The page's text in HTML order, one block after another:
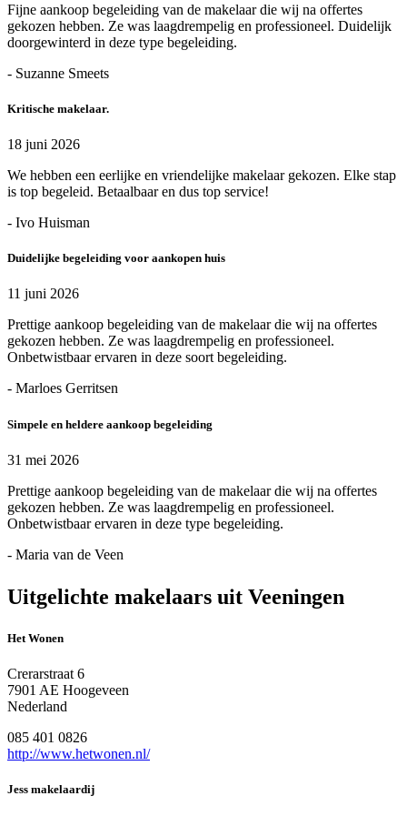
Fijne aankoop begeleiding van de makelaar die wij na offertes
gekozen hebben. Ze was laagdrempelig en professioneel. Duidelijk
doorgewinterd in deze type begeleiding.
- Suzanne Smeets
Kritische makelaar.
18 juni 2026
We hebben een eerlijke en vriendelijke makelaar gekozen. Elke stap
is top begeleid. Betaalbaar en dus top service!
- Ivo Huisman
Duidelijke begeleiding voor aankopen huis
11 juni 2026
Prettige aankoop begeleiding van de makelaar die wij na offertes
gekozen hebben. Ze was laagdrempelig en professioneel.
Onbetwistbaar ervaren in deze soort begeleiding.
- Marloes Gerritsen
Simpele en heldere aankoop begeleiding
31 mei 2026
Prettige aankoop begeleiding van de makelaar die wij na offertes
gekozen hebben. Ze was laagdrempelig en professioneel.
Onbetwistbaar ervaren in deze type begeleiding.
- Maria van de Veen
Uitgelichte makelaars uit Veeningen
Het Wonen
Crerarstraat 6
7901 AE Hoogeveen
Nederland
085 401 0826
http://www.hetwonen.nl/
Jess makelaardij